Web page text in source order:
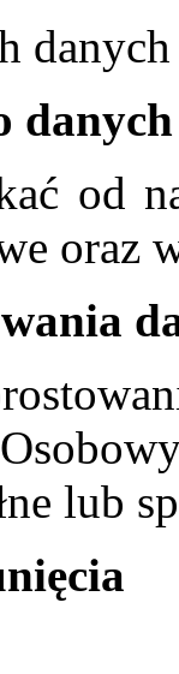
danych
od
oraz
lub